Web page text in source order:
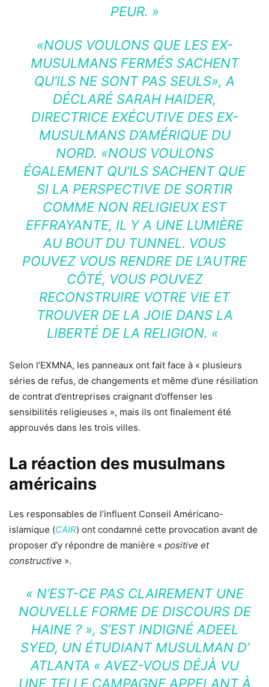
PEUR. »
«NOUS VOULONS QUE LES EX-
MUSULMANS FERMÉS SACHENT
QU’ILS NE SONT PAS SEULS», A
DÉCLARÉ SARAH HAIDER,
DIRECTRICE EXÉCUTIVE DES EX-
MUSULMANS D’AMÉRIQUE DU
NORD. «NOUS VOULONS
ÉGALEMENT QU’ILS SACHENT QUE
SI LA PERSPECTIVE DE SORTIR
COMME NON RELIGIEUX EST
EFFRAYANTE, IL Y A UNE LUMIÈRE
AU BOUT DU TUNNEL. VOUS
POUVEZ VOUS RENDRE DE L’AUTRE
CÔTÉ, VOUS POUVEZ
RECONSTRUIRE VOTRE VIE ET
TROUVER DE LA JOIE DANS LA
LIBERTÉ DE LA RELIGION. «
Selon l’EXMNA, les panneaux ont fait face à « plusieurs
séries de refus, de changements et même d’une résiliation
de contrat d’entreprises craignant d’offenser les
sensibilités religieuses », mais ils ont finalement été
approuvés dans les trois villes.
La réaction des musulmans
américains
Les responsables de l’influent Conseil Américano-
islamique (CAIR) ont condamné cette provocation avant de
proposer d’y répondre de manière « positive et
constructive ».
« N’EST-CE PAS CLAIREMENT UNE
NOUVELLE FORME DE DISCOURS DE
HAINE ? », S’EST INDIGNÉ ADEEL
SYED, UN ÉTUDIANT MUSULMAN D’
ATLANTA « AVEZ-VOUS DÉJÀ VU
UNE TELLE CAMPAGNE APPELANT À